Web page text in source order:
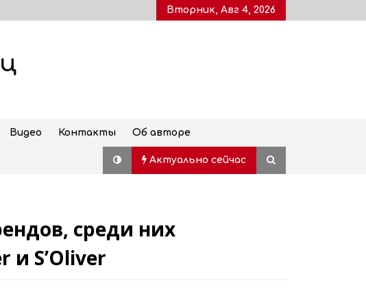
Вторник, Авг 4, 2026
Видео Контакты Об авторе
Актуально сейчас
Дворец молодежи, также
среди них
и S’Oliver